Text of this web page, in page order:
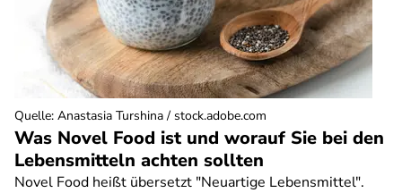
Was Novel Food ist und worauf Sie bei den
Lebensmitteln achten sollten
Novel Food heißt übersetzt "Neuartige Lebensmittel".
Quelle: Anastasia Turshina / stock.adobe.com